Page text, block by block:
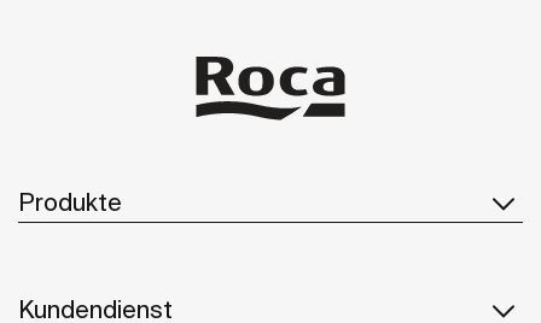
Produkte
Kundendienst